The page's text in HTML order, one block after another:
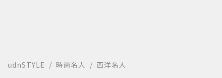
udnSTYLE 時尚名人 西洋名人